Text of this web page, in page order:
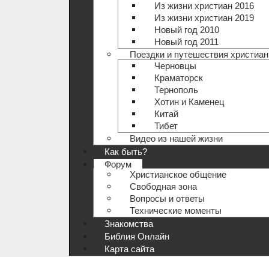
Из жизни христиан 2016
Из жизни христиан 2019
Новый год 2010
Новый год 2011
Поездки и путешествия христиан
Черновцы
Краматорск
Тернополь
Хотин и Каменец
Китай
Тибет
Видео из нашей жизни
Как быть?
Форум
Христианское общение
Свободная зона
Вопросы и ответы
Технические моменты
Знакомства
Библия Онлайн
Карта сайта